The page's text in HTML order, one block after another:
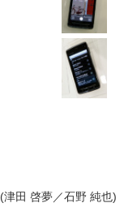
(津田 啓夢／石野 純也)